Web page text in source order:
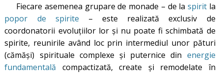
Fiecare asemenea grupare de monade – de la spiritla
popor de spirite – este realizată exclusiv de
coordonatorii evoluțiilor lor și nu poate fi schimbată de
spirite, reunirile având loc prin intermediul unor pături
(cămăși) spirituale complexe și puternice din energie
fundamentală compactizată, create și remodelate în